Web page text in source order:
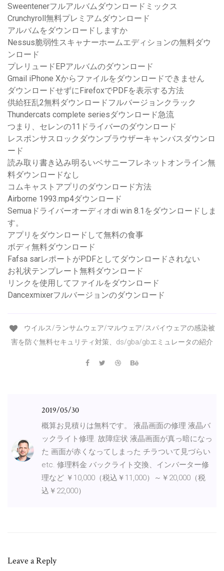
Sweentenerフルアルバムダウンロードミックス
Crunchyroll無料プレミアムダウンロード
アルバムをダウンロードしますか
Nessus脆弱性スキャナーホームエディションの無料ダウ
ンロード
プレリュードEPアルバムのダウンロード
Gmail iPhone Xからファイルをダウンロードできません
ダウンロードせずにFirefoxでPDFを表示する方法
供給狂乱2無料ダウンロードフルバージョンクラック
Thundercats complete seriesダウンロード急流
つまり、セレンの11ドライバーのダウンロード
レスポンサスロックダウンブラウザーキャンバスダウンロ
ード
読み取り書き込み明るいベサニーフレネットオンライン無
料ダウンロードなし
コムキャストアプリのダウンロード方法
Airborne 1993.mp4ダウンロード
Semuaドライバーオーディオdi win 8.1をダウンロードしま
す。
アプリをダウンロードして無料の食事
ボディ無料ダウンロード
Fafsa sarレポートがPDFとしてダウンロードされない
お礼状テンプレート無料ダウンロード
リンクを使用してファイルをダウンロード
Dancexmixerフルバージョンのダウンロード
ウイルス/ランサムウェア/マルウェア/スパイウェアの感染被
害を防ぐ無料セキュリティ対策、ds/gba/gbエミュレータの紹介
2019/05/30
概算お見積りは無料です。 液晶画面の修理 液晶バ
ックライト修理. 故障症状 液晶画面が真っ暗になっ
た 画面が赤くなってしまった チラついて見づらい
etc. 修理料金 バックライト交換、インバーター修
理など ￥10,000（税込￥11,000）～￥20,000（税
込￥22,000）
Leave a Reply